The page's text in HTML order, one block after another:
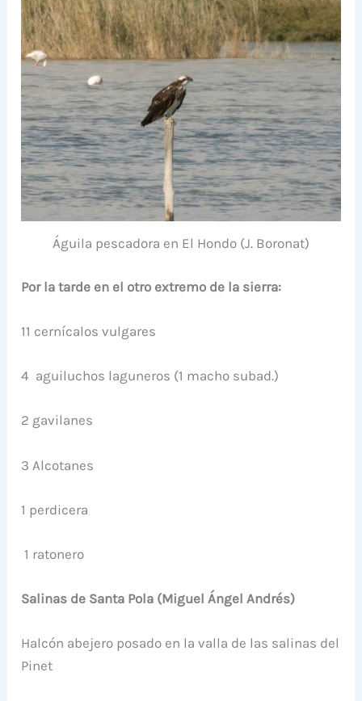
Águila pescadora en El Hondo (J. Boronat)
Por la tarde en el otro extremo de la sierra:
11 cernícalos vulgares
4 aguiluchos laguneros (1 macho subad.)
2 gavilanes
3 Alcotanes
1 perdicera
1 ratonero
Salinas de Santa Pola (Miguel Ángel Andrés)
Halcón abejero posado en la valla de las salinas del
Pinet